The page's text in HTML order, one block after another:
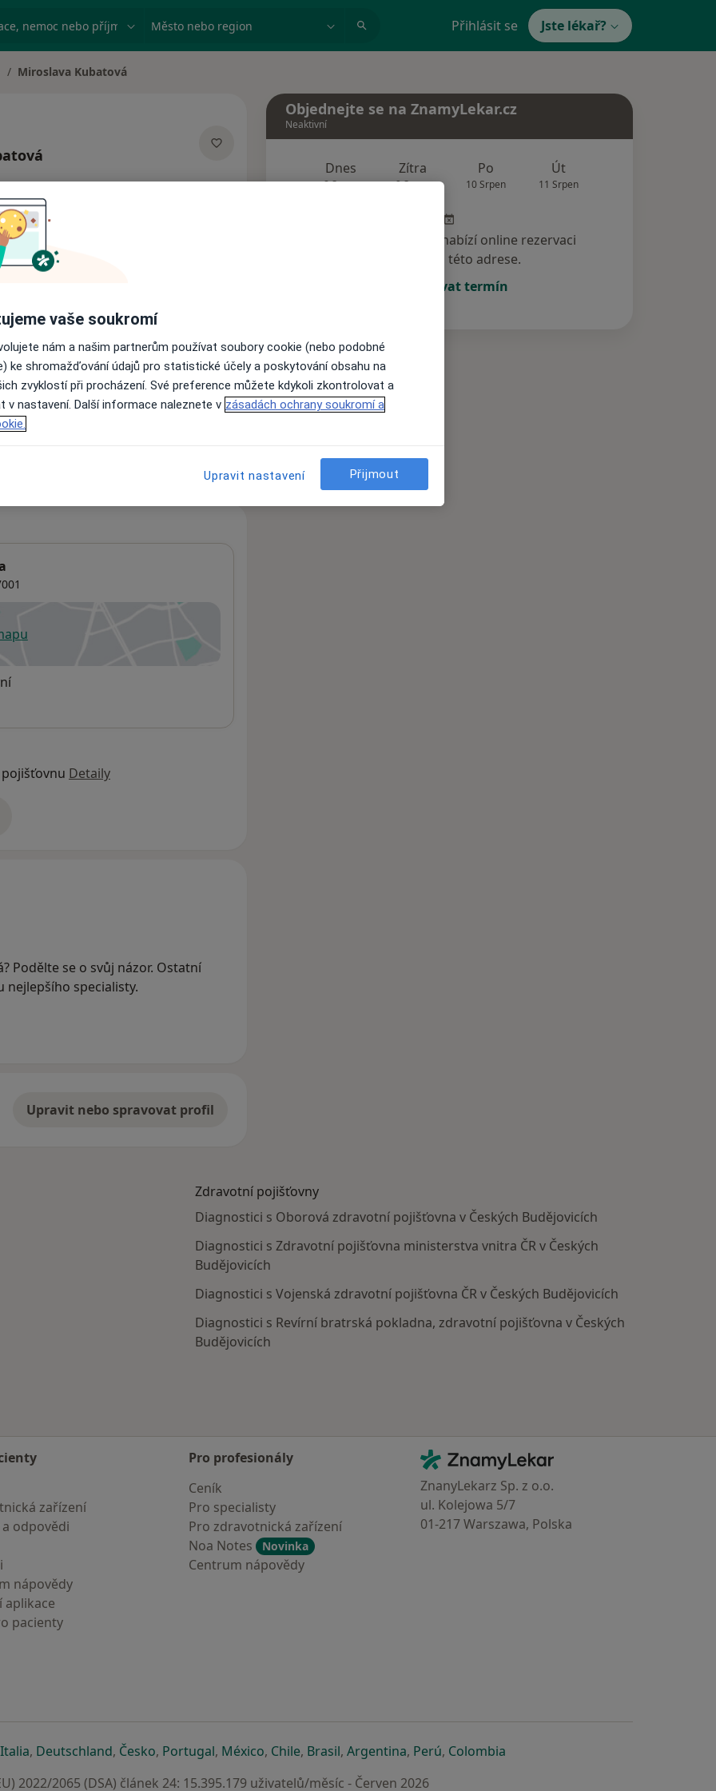
nemoc nebo příjmení Město nebo region Přihlásit se Jste lékař?
města
Miroslava Kubatová
Rezervovat termín
Názory pacientů
nejsou k dispozici
informace o svých službách.
v nové záložce
Detaily
Podělte se o svůj názor. Ostatní
nejlepšího specialisty.
Upravit nebo spravovat profil
Objednejte se na ZnamyLekar.cz
Neaktivní
Dnes
8 Srpen
Zítra
9 Srpen
Po
10 Srpen
Út
11 Srpen
Tento specialista nenabízí online rezervaci
termínu na této adrese.
Rezervovat termín
Zdravotní pojišťovny
Diagnostici s Oborová zdravotní pojišťovna v Českých Budějovicích
Diagnostici s Zdravotní pojišťovna ministerstva vnitra ČR v Českých
Budějovicích
Diagnostici s Vojenská zdravotní pojišťovna ČR v Českých Budějovicích
Diagnostici s Revírní bratrská pokladna, zdravotní pojišťovna v Českých
Budějovicích
zařízení
odpovědi
nápovědy
aplikace
pacienty
Pro profesionály
Ceník
Pro specialisty
Pro zdravotnická zařízení
Noa Notes
Novinka
Centrum nápovědy
Kontakt
ZnamyLekar - Hlavní stránka
ZnanyLekarz Sp. z o.o.
ul. Kolejowa 5/7
01-217 Warszawa, Polska
nové záložce
otevře v nové záložce
Italiase otevře v nové záložce
, Deutschlandse otevře v nové záložce
, Českose otevře v nové záložce
, Portugalse otevře v nové záložce
, Méxicose otevře v nové záložce
, Chilese otevře v nové záložce
, Brasilse otevře v nové záložce
, Argentinase otevře v nové záložce
, Perúse otevře v nové záložce
, Colombiase otevře v nové záložce
2022/2065 (DSA) článek 24: 15.395.179 uživatelů/měsíc - Červen 2026
vaše soukromí
nám a našim partnerům používat soubory cookie (nebo podobné
ke shromažďování údajů pro statistické účely a poskytování obsahu na
zvyklostí při procházení. Své preference můžete kdykoli zkontrolovat a
v nastavení. Další informace naleznete v zásadách ochrany soukromí a
Upravit nastavení Přijmout